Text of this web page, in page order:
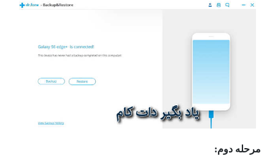
مرحله دوم: